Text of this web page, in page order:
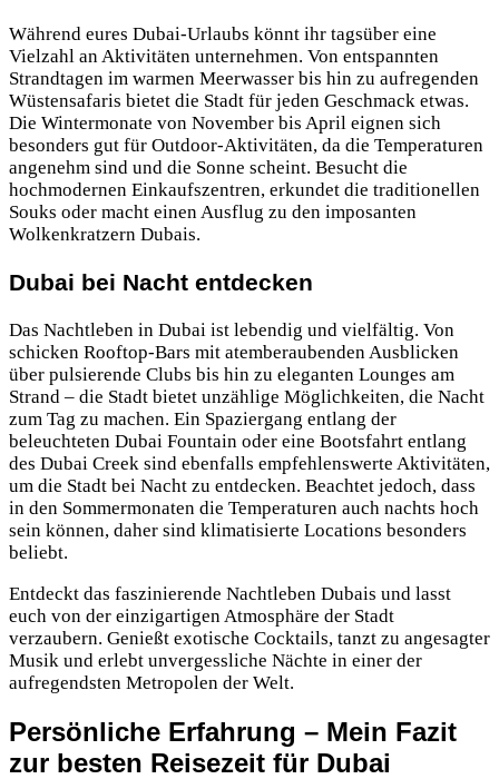
Während eures Dubai-Urlaubs könnt ihr tagsüber eine
Vielzahl an Aktivitäten unternehmen. Von entspannten
Strandtagen im warmen Meerwasser bis hin zu aufregenden
Wüstensafaris bietet die Stadt für jeden Geschmack etwas.
Die Wintermonate von November bis April eignen sich
besonders gut für Outdoor-Aktivitäten, da die Temperaturen
angenehm sind und die Sonne scheint. Besucht die
hochmodernen Einkaufszentren, erkundet die traditionellen
Souks oder macht einen Ausflug zu den imposanten
Wolkenkratzern Dubais.
Dubai bei Nacht entdecken
Das Nachtleben in Dubai ist lebendig und vielfältig. Von
schicken Rooftop-Bars mit atemberaubenden Ausblicken
über pulsierende Clubs bis hin zu eleganten Lounges am
Strand – die Stadt bietet unzählige Möglichkeiten, die Nacht
zum Tag zu machen. Ein Spaziergang entlang der
beleuchteten Dubai Fountain oder eine Bootsfahrt entlang
des Dubai Creek sind ebenfalls empfehlenswerte Aktivitäten,
um die Stadt bei Nacht zu entdecken. Beachtet jedoch, dass
in den Sommermonaten die Temperaturen auch nachts hoch
sein können, daher sind klimatisierte Locations besonders
beliebt.
Entdeckt das faszinierende Nachtleben Dubais und lasst
euch von der einzigartigen Atmosphäre der Stadt
verzaubern. Genießt exotische Cocktails, tanzt zu angesagter
Musik und erlebt unvergessliche Nächte in einer der
aufregendsten Metropolen der Welt.
Persönliche Erfahrung – Mein Fazit
zur besten Reisezeit für Dubai